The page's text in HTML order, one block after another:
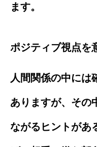
ます。
ポジティブ視点を
人間関係の中には
ありますが、その
ながるヒントがあ